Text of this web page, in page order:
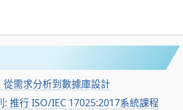
從需求分析到數據庫設計
: 推行 ISO/IEC 17025:2017系統課程